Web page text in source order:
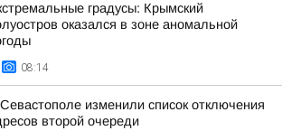
градусы: Крымский
оказался в зоне аномальной
08:14
изменили список отключения
второй очереди